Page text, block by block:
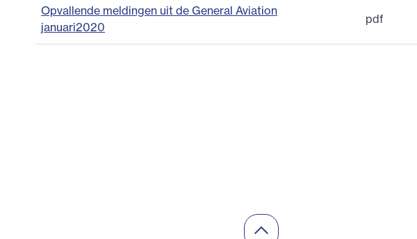
Opvallende meldingen uit de General Aviation
januari2020
pdf